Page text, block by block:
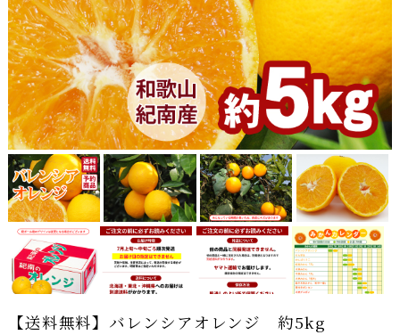
【送料無料】バレンシアオレンジ 約5kg